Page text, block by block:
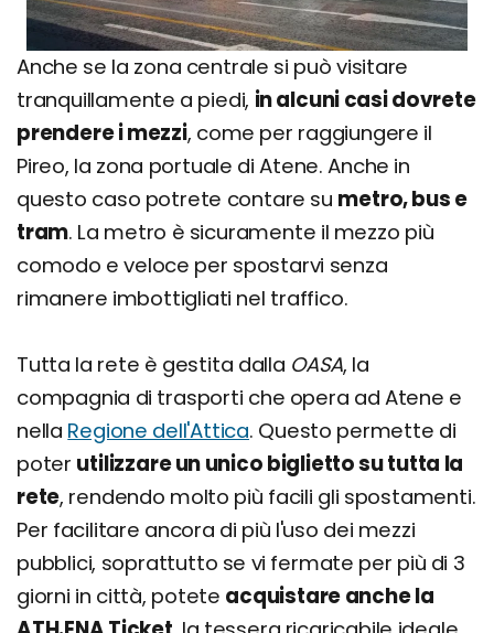
Anche se la zona centrale si può visitare
tranquillamente a piedi, in alcuni casi dovrete
prendere i mezzi, come per raggiungere il
Pireo, la zona portuale di Atene. Anche in
questo caso potrete contare su metro, bus e
tram. La metro è sicuramente il mezzo più
comodo e veloce per spostarvi senza
rimanere imbottigliati nel traffico.
Tutta la rete è gestita dalla OASA, la
compagnia di trasporti che opera ad Atene e
nella Regione dell'Attica. Questo permette di
poter utilizzare un unico biglietto su tutta la
rete, rendendo molto più facili gli spostamenti.
Per facilitare ancora di più l'uso dei mezzi
pubblici, soprattutto se vi fermate per più di 3
giorni in città, potete acquistare anche la